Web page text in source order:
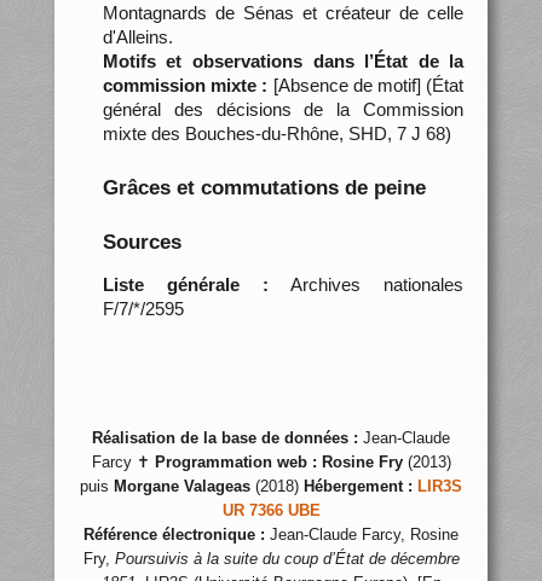
Montagnards de Sénas et créateur de celle
d'Alleins.
Motifs et observations dans l’État de la
commission mixte : [Absence de motif] (État
général des décisions de la Commission
mixte des Bouches-du-Rhône, SHD, 7 J 68)
Grâces et commutations de peine
Sources
Liste générale : Archives nationales
F/7/*/2595
Réalisation de la base de données : Jean-Claude
Farcy ✝ Programmation web : Rosine Fry(2013)
puis Morgane Valageas (2018) Hébergement : LIR3S
UR 7366 UBE
Référence électronique : Jean-Claude Farcy, Rosine
Fry, Poursuivis à la suite du coup d’État de décembre